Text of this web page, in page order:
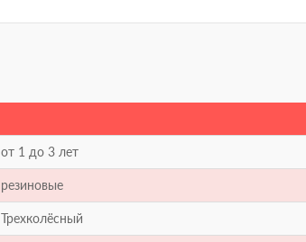
от 1 до 3 лет
резиновые
Трехколёсный